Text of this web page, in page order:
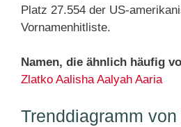
Platz 27.554 der US-
Vornamenhitliste.
Namen, die ähnlich häufig
Zlatko Aalisha Aalyah Aaria
Trenddiagramm von